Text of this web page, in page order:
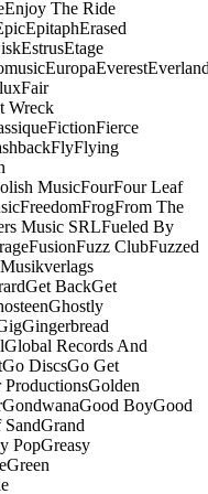
Enjoy The Ride
EpitaphErased
EstrusEtage
EuropaEverest
Fair
Wreck
FictionFierce
FlyFlying
MusicFourFour Leaf
FreedomFrogFrom The
Music SRLFueled By
FusionFuzz ClubFuzzed
Get BackGet
Ghostly
Gingerbread
Global Records And
Go DiscsGo Get
Golden
GondwanaGood BoyGood
Grand
PopGreasy
Green